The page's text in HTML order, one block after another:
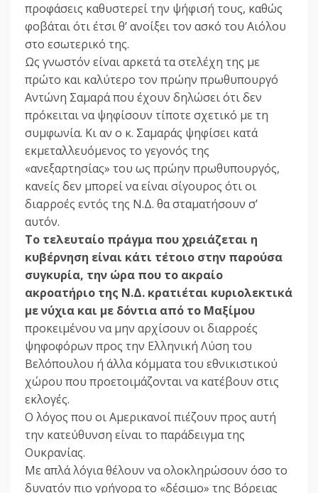
προφάσεις καθυστερεί την ψήφισή τους, καθώς
φοβάται ότι έτσι θ’ ανοίξει τον ασκό του Αιόλου
στο εσωτερικό της.
Ως γνωστόν είναι αρκετά τα στελέχη της με
πρώτο και καλύτερο τον πρώην πρωθυπουργό
Αντώνη Σαμαρά που έχουν δηλώσει ότι δεν
πρόκειται να ψηφίσουν τίποτε σχετικό με τη
συμφωνία. Κι αν ο κ. Σαμαράς ψηφίσει κατά
εκμεταλλευόμενος το γεγονός της
«ανεξαρτησίας» του ως πρώην πρωθυπουργός,
κανείς δεν μπορεί να είναι σίγουρος ότι οι
διαρροές εντός της Ν.Δ. θα σταματήσουν σ’
αυτόν.
Το τελευταίο πράγμα που χρειάζεται η
κυβέρνηση είναι κάτι τέτοιο στην παρούσα
συγκυρία, την ώρα που το ακραίο
ακροατήριο της Ν.Δ. κρατιέται κυριολεκτικά
με νύχια και με δόντια από το Μαξίμου
προκειμένου να μην αρχίσουν οι διαρροές
ψηφοφόρων προς την Ελληνική Λύση του
Βελόπουλου ή άλλα κόμματα του εθνικιστικού
χώρου που προετοιμάζονται να κατέβουν στις
εκλογές.
Ο λόγος που οι Αμερικανοί πιέζουν προς αυτή
την κατεύθυνση είναι το παράδειγμα της
Ουκρανίας.
Με απλά λόγια θέλουν να ολοκληρώσουν όσο το
δυνατόν πιο γρήγορα το «δέσιμο» της Βόρειας